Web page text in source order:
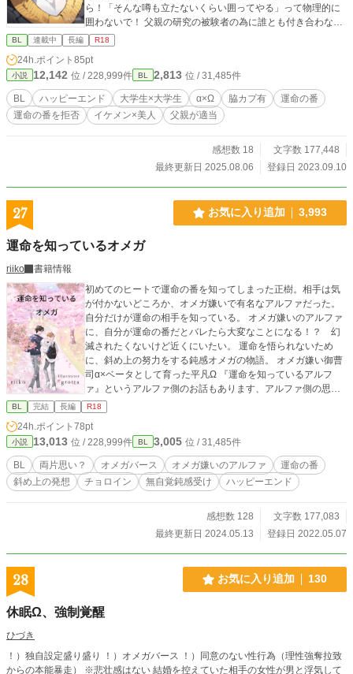
ら！「そんな噂も立たないくらい囲ってやる」って物理的に
囲わないで！ 父親の研究の被験者の為に誰とも付き合わない
Ωが７年待ち続けているαに囲われちゃう話。脇カプ有。 オメ
ガバース。α×Ω ※この話の主人公は短編「番に囲われ逃げら
れない」と同じ高校出身で短編から２年後の話になりますが
交わる事が無い話なのでこちらだけでお楽しみいただけま
す。 ※大体２日に一度更新しています。たまに毎日。閑話は
文字数が少ないのでその時は本編と一緒に投稿します。 ※本
編が完結したので11/6から番外編を２日に一度更新します。
BL 連載中 長編 R18
24h.ポイント 85pt
小説 12,142 位 / 228,999件 BL 2,813 位 / 31,485件
BL ハッピーエンド 大学生×大学生 α×Ω 脇カプ有
運命の番
運命の番を拒否
イケメン×美人 父親が適当
感想数 18
文字数 177,448
最終更新日 2025.08.06
登録日 2023.09.10
27 お気に入り追加 3,993
運命を知っているオメガ
riiko
書籍情報
初めてのヒートで運命の番を知ってしまった正樹。相手は気
が付かないどころか、オメガ嫌いで有名なアルファだった。
自分だけが運命の相手を知っている。 オメガ嫌いのアルファ
に、自分が運命の番だとバレたら大変なことになる！？ 幻
滅されたくないけど近くにいたい。 運命を悟られないため
に、斜め上の努力をする鈍感オメガの物語。 オメガ嫌い御曹
司α×ベータとして育った平凡Ω 『運命を知っているアルフ
ァ』というアルファ側のお話もあります、アルファ側の思考
を見たい時はそちらも合わせてお楽しみくださいませ。 どち
らかを先に読むことでお話は全てネタバレになりますので、
先にお好みの視点（オメガ側orアルファ側）をお選びくださ
いませ。片方だけでも物語は分かるようになっております。
性描写が入るシーンは ※マークをタイトルにつけます、ご注
意くださいませ。 物語、お楽しみいただけたら幸いです。 コ
メント欄ネタバレ全解除につき、物語の展開を知りたくない
「派遣Ωは社長の抱き枕～エリートαを寝かしつけるお仕事
～」著者grottaさんに描いていただきました！
BL 完結 長編 R18
24h.ポイント 78pt
小説 13,013 位 / 228,999件 BL 3,005 位 / 31,485件
BL 両片思い？ オメガバース オメガ嫌いのアルファ
運命の番
斜め上の発想
チョロイン 無自覚鈍感受け ハッピーエンド
感想数 128
文字数 177,083
最終更新日 2024.05.13
登録日 2022.05.07
28 お気に入り追加 130
休眠Ω、強制覚醒
ひづき
！）独自設定盛り盛り ！）オメガバース ！）同意のない性行為（理性強奪拉致
からの本能暴走） ※悲壮感はない 結婚を控えていた相手の女性が男と浮気して